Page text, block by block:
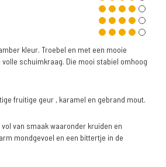
kleur. Troebel en met een mooie
schuimkraag. Die mooi stabiel omhoog
fruitige geur , karamel en gebrand mout.
vol van smaak waaronder kruiden en
mondgevoel en een bittertje in de